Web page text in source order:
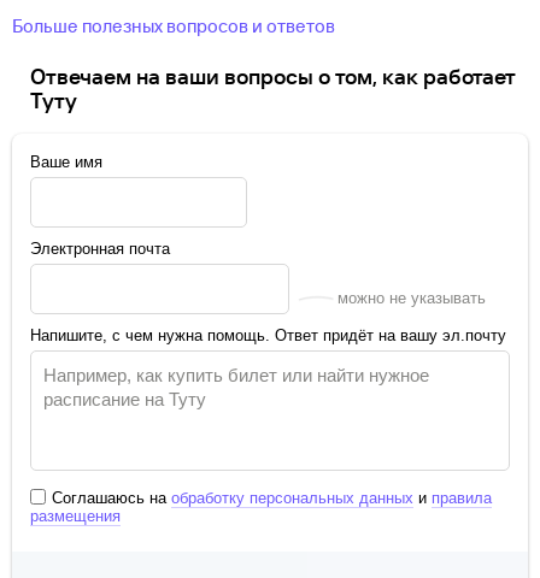
Больше полезных вопросов и ответов
Отвечаем на ваши вопросы о том, как работает
Туту
Ваше имя
Электронная почта
можно не указывать
Напишите, с чем нужна помощь. Ответ придёт на вашу эл.почту
Соглашаюсь на обработку персональных данных и правила
размещения